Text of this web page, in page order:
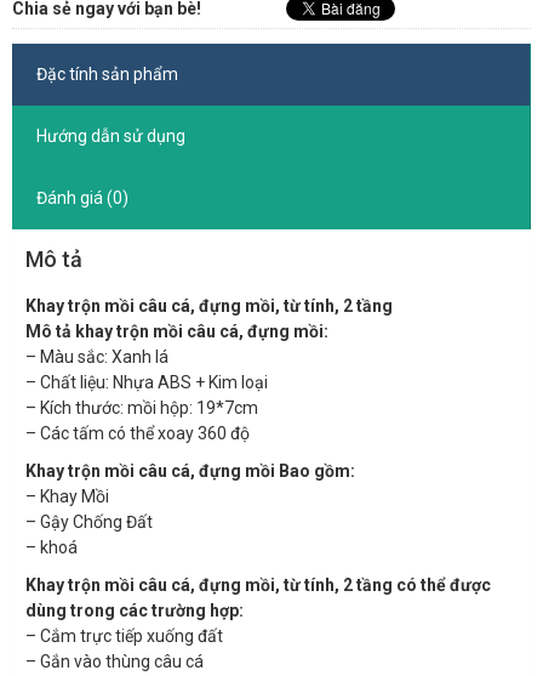
Chia sẻ ngay với bạn bè!
Đặc tính sản phẩm
Hướng dẫn sử dụng
Đánh giá (0)
Mô tả
Khay trộn mồi câu cá, đựng mồi, từ tính, 2 tầng
Mô tả khay trộn mồi câu cá, đựng mồi:
– Màu sắc: Xanh lá
– Chất liệu: Nhựa ABS + Kim loại
– Kích thước: mồi hộp: 19*7cm
– Các tấm có thể xoay 360 độ
Khay trộn mồi câu cá, đựng mồi Bao gồm:
– Khay Mồi
– Gậy Chống Đất
– khoá
Khay trộn mồi câu cá, đựng mồi, từ tính, 2 tầng có thể được
dùng trong các trường hợp:
– Cắm trực tiếp xuống đất
– Gắn vào thùng câu cá